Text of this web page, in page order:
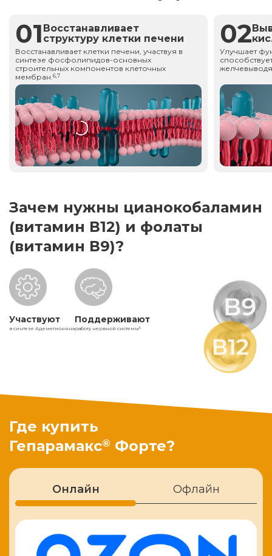
01 Восстанавливает
структуру клетки печени
Восстанавливает клетки печени, участвуя в
синтезе фосфолипидов-основных
строительных компонентов клеточных
мембран.6,7
02
Улучшает
Зачем нужны цианокобаламин
(витамин В12) и фолаты
(витамин В9)?
Участвуют
в синтезе Адеметионина
Поддерживают
работу нервной системы5
Где купить
Гепарамакс® Форте?
Онлайн Офлайн